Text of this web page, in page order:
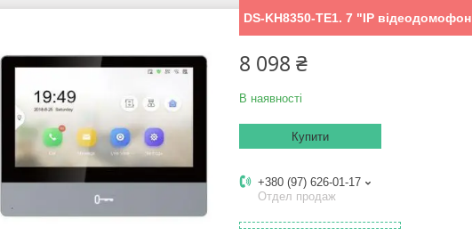
DS-KH8350-TE1. 7 "IP відеодомофон
8 098 ₴
В наявності
Купити
+380 (97) 626-01-17
Отдел продаж